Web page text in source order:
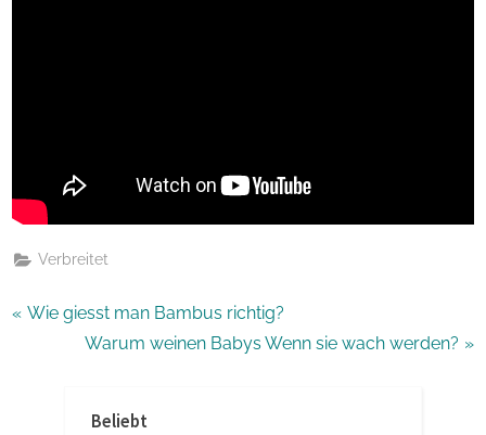
Verbreitet
Beitragsnavigation
P
Wie giesst man Bambus richtig?
N
Warum weinen Babys Wenn sie wach werden?
Beliebt